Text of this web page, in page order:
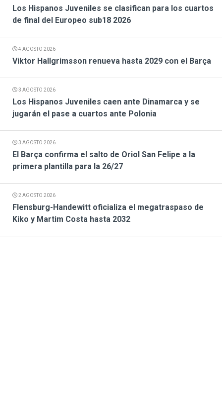
Los Hispanos Juveniles se clasifican para los cuartos
de final del Europeo sub18 2026
4 AGOSTO 2026
Viktor Hallgrimsson renueva hasta 2029 con el Barça
3 AGOSTO 2026
Los Hispanos Juveniles caen ante Dinamarca y se
jugarán el pase a cuartos ante Polonia
3 AGOSTO 2026
El Barça confirma el salto de Oriol San Felipe a la
primera plantilla para la 26/27
2 AGOSTO 2026
Flensburg-Handewitt oficializa el megatraspaso de
Kiko y Martim Costa hasta 2032